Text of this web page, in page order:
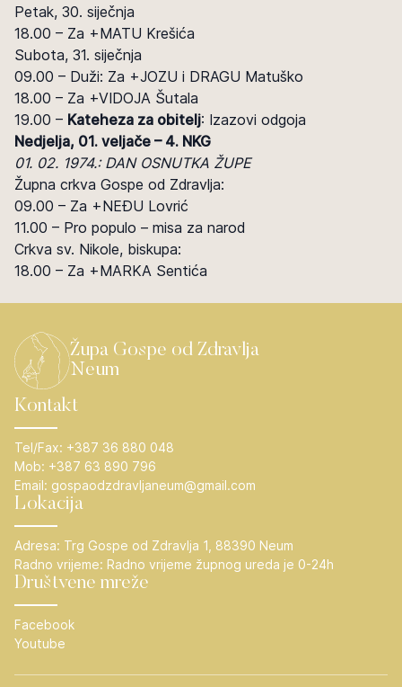
Petak, 30. siječnja
18.00 – Za +MATU Krešića
Subota, 31. siječnja
09.00 – Duži: Za +JOZU i DRAGU Matuško
18.00 – Za +VIDOJA Šutala
19.00 – Kateheza za obitelj: Izazovi odgoja
Nedjelja, 01. veljače – 4. NKG
01. 02. 1974.: DAN OSNUTKA ŽUPE
Župna crkva Gospe od Zdravlja:
09.00 – Za +NEĐU Lovrić
11.00 – Pro populo – misa za narod
Crkva sv. Nikole, biskupa:
18.00 – Za +MARKA Sentića
Župa Gospe od Zdravlja
Neum
Kontakt
Tel/Fax: +387 36 880 048
Mob: +387 63 890 796
Email: gospaodzdravljaneum@gmail.com
Lokacija
Adresa: Trg Gospe od Zdravlja 1, 88390 Neum
Radno vrijeme: Radno vrijeme župnog ureda je 0-24h
Društvene mreže
Facebook
Youtube